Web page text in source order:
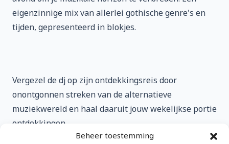
Beheer toestemming
eigenzinnige mix van allerlei gothische genre's en
tijden, gepresenteerd in blokjes.
Vergezel de dj op zijn ontdekkingsreis door
onontgonnen streken van de alternatieve
muziekwereld en haal daaruit jouw wekelijkse portie
ontdekkingen.
Kom luisteren, kom chatten, doe een